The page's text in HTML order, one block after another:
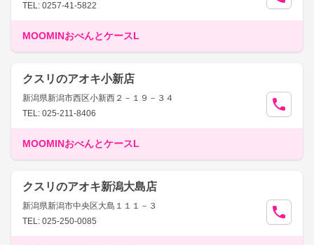
TEL: 0257-41-5822
MOOMINおべんとケースL
クスリのアオキ小新店
新潟県新潟市西区小新西２－１９－３４
TEL: 025-211-8406
MOOMINおべんとケースL
クスリのアオキ新潟大島店
新潟県新潟市中央区大島１１１－３
TEL: 025-250-0085